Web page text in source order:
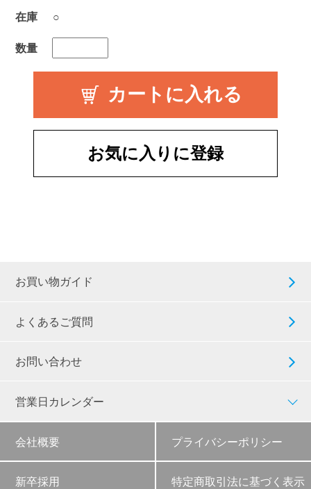
在庫
○
数量
お気に入りに登録
お買い物ガイド
よくあるご質問
お問い合わせ
営業日カレンダー
会社概要 プライバシーポリシー
新卒採用 特定商取引法に基づく表示